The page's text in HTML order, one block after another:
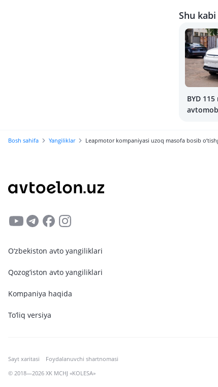
Shu
BYD
Bosh sahifa Yangiliklar Leapmotor kompaniyasi uzoq masofa bosib
O‘zbekiston avto yangiliklari
Qozog‘iston avto yangiliklari
Kompaniya haqida
To‘liq versiya
Sayt xaritasi
Foydalanuvchi shartnomasi
© 2018—2026 XK MCHJ «KOLESA»